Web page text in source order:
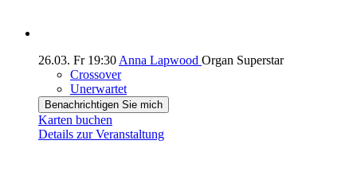
26.03. Fr 19:30 Anna Lapwood Organ Superstar
Crossover
Unerwartet
Benachrichtigen Sie mich
Karten buchen
Details zur Veranstaltung